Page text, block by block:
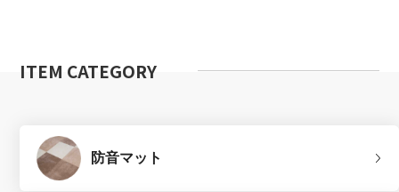
ITEM CATEGORY
防音マット